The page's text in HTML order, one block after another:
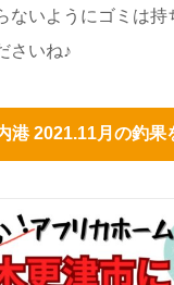
ないようにゴミは持
さいね♪
港 2021.11月の釣果